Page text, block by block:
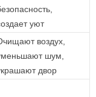
уют
воздух,
шум,
двор